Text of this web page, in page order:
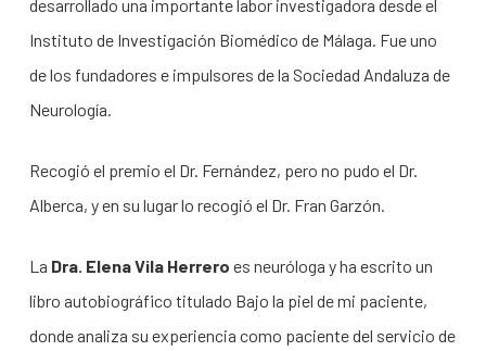
desarrollado una importante labor investigadora desde el
Instituto de Investigación Biomédico de Málaga. Fue uno
de los fundadores e impulsores de la Sociedad Andaluza de
Neurología.
Recogió el premio el Dr. Fernández, pero no pudo el Dr.
Alberca, y en su lugar lo recogió el Dr. Fran Garzón.
La Dra. Elena Vila Herrero es neuróloga y ha escrito un
libro autobiográfico titulado Bajo la piel de mi paciente,
donde analiza su experiencia como paciente del servicio de